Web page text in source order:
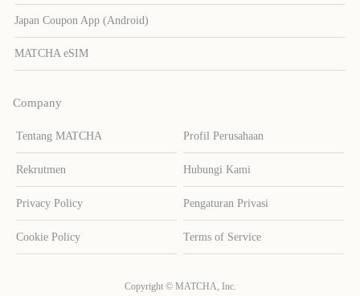
Japan Coupon App (Android)
MATCHA eSIM
Company
Tentang MATCHA Profil Perusahaan
Rekrutmen Hubungi Kami
Privacy Policy Pengaturan Privasi
Cookie Policy Terms of Service
Copyright © MATCHA, Inc.